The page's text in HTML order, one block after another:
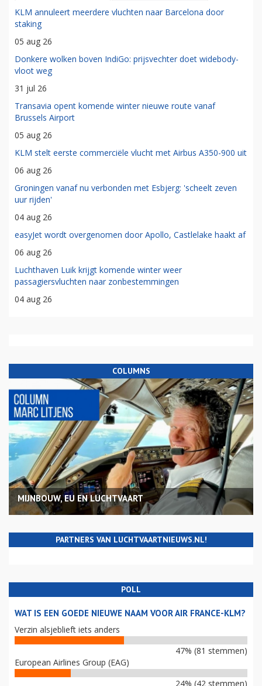
KLM annuleert meerdere vluchten naar Barcelona door
staking
05 aug 26
Donkere wolken boven IndiGo: prijsvechter doet widebody-
vloot weg
31 jul 26
Transavia opent komende winter nieuwe route vanaf
Brussels Airport
05 aug 26
KLM stelt eerste commerciële vlucht met Airbus A350-900 uit
06 aug 26
Groningen vanaf nu verbonden met Esbjerg: 'scheelt zeven
uur rijden'
04 aug 26
easyJet wordt overgenomen door Apollo, Castlelake haakt af
06 aug 26
Luchthaven Luik krijgt komende winter weer
passagiersvluchten naar zonbestemmingen
04 aug 26
COLUMNS
MIJNBOUW, EU EN LUCHTVAART
PARTNERS VAN LUCHTVAARTNIEUWS.NL!
POLL
WAT IS EEN GOEDE NIEUWE NAAM VOOR AIR FRANCE-KLM?
Verzin alsjeblieft iets anders
47% (81 stemmen)
European Airlines Group (EAG)
24% (42 stemmen)